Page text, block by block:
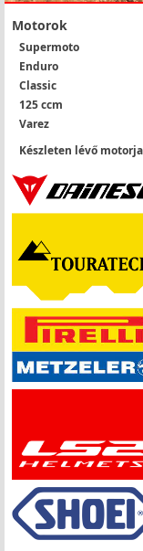
Motorok
Supermoto
Enduro
Classic
125 ccm
Varez
Készleten lévő